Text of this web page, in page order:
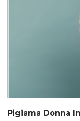
Pigiama Donna